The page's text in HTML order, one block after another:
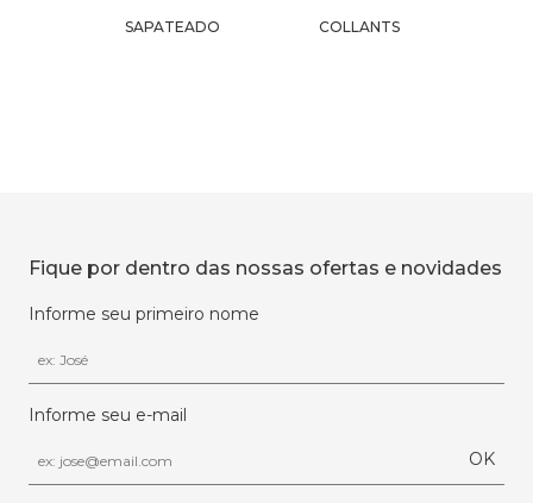
SAPATEADO COLLANTS
Fique por dentro das nossas ofertas e novidades
Informe seu primeiro nome
Informe seu e-mail
OK